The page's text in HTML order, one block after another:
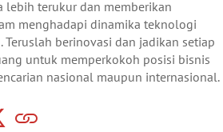
lebih terukur dan memberikan
menghadapi dinamika teknologi
Teruslah berinovasi dan jadikan setiap
untuk memperkokoh posisi bisnis
nasional maupun internasional.